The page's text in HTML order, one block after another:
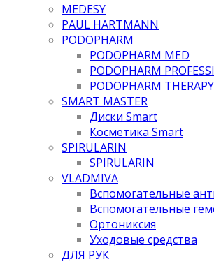
MEDESY
PAUL HARTMANN
PODOPHARM
PODOPHARM MED
PODOPHARM
PODOPHARM THERAPY
SMART MASTER
Диски Smart
Косметика Smart
SPIRULARIN
SPIRULARIN
VLADMIVA
Вспомогательные
Вспомогательные
Ортониксия
Уходовые средства
ДЛЯ РУК